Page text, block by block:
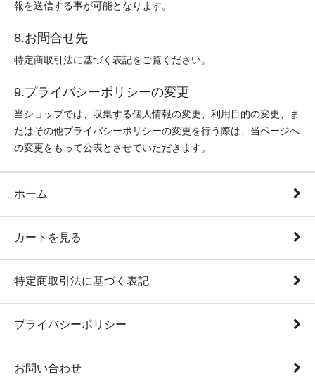
報を送信する事が可能となります。
8.お問合せ先
特定商取引法に基づく表記をご覧ください。
9.プライバシーポリシーの変更
当ショップでは、収集する個人情報の変更、利用目的の変更、ま
たはその他プライバシーポリシーの変更を行う際は、当ページへ
の変更をもって公表とさせていただきます。
ホーム
カートを見る
特定商取引法に基づく表記
プライバシーポリシー
お問い合わせ